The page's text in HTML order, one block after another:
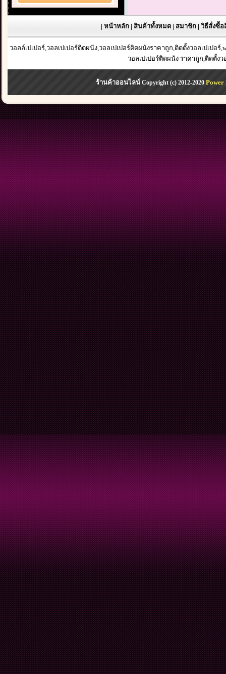
| หน้าหลัก | สินค้าทั้งหมด | สมาชิก | วิธีสั่งซื้
วอลล์เปเปอร์,วอลเปเปอร์ติดผนัง,วอลเปเปอร์ติดผนังราคาถูก,ติดตั้งวอลเปเป
วอลเปเปอร์ติดผนัง ราคาถูก,ติดตั้ง
ร้านค้าออนไลน์Copyright (c) 2012-2020 Power